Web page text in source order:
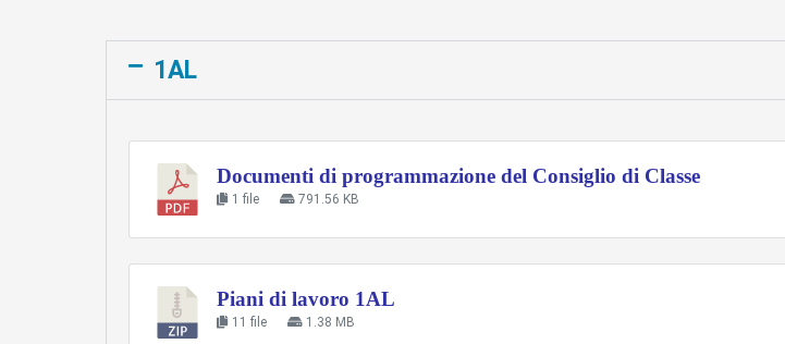
1AL
Documenti di programmazione del Consiglio di Classe
1 file 791.56 KB
Piani di lavoro 1AL
11 file 1.38 MB